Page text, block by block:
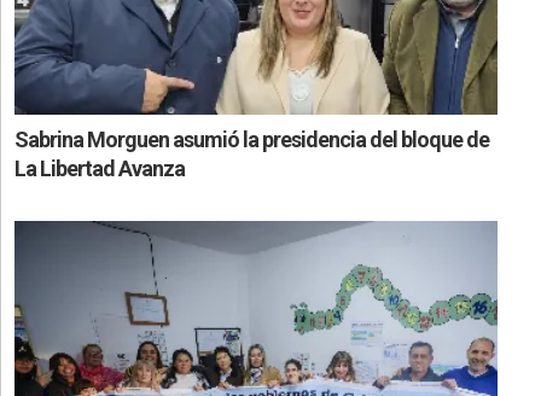
Sabrina Morguen asumió la presidencia del bloque de
La Libertad Avanza